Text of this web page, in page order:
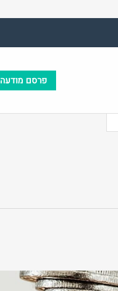
אימייל
פרסם מודעה